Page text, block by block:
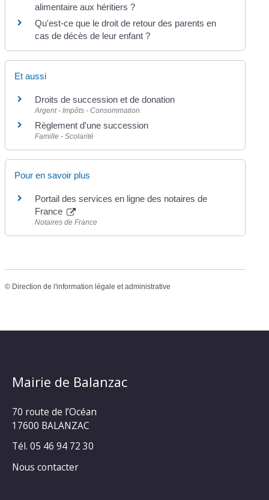
alimentaire aux héritiers ?
Qu'est-ce que le droit de retour des parents en
cas de décès de leur enfant ?
Et aussi
Droits de succession et de donation
Argent - Impôts - Consommation
Règlement d'une succession
Famille - Scolarité
Pour en savoir plus
Portail des services en ligne des notaires de
France
Notaires de France
© Direction de l'information légale et administrative
Mairie de Balanzac
70 route de l’Océan
17600 BALANZAC
Tél. 05 46 94 72 30
Nous contacter